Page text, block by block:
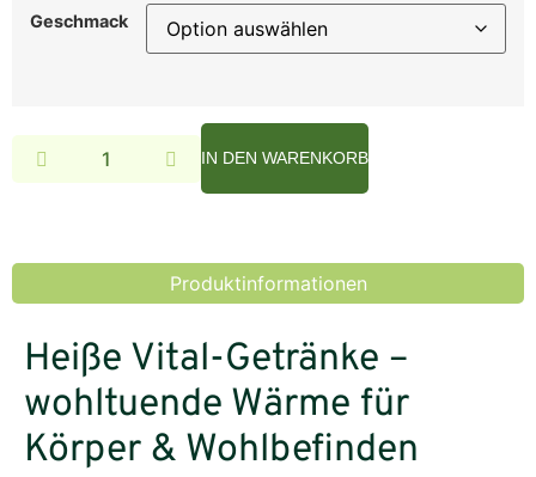
Geschmack
IN DEN WARENKORB
Alternative:
Produktinformationen
Heiße Vital-Getränke –
wohltuende Wärme für
Körper & Wohlbefinden